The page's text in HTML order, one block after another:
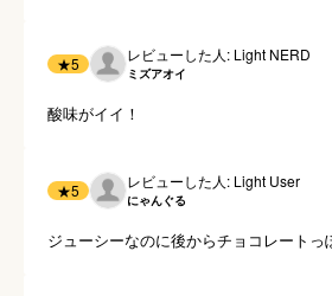
★5 レビューした人: Light NERD
ミズアオイ
酸味がイイ！
★5 レビューした人: Light User
にゃんぐる
ジューシーなのに後からチョコレートっ